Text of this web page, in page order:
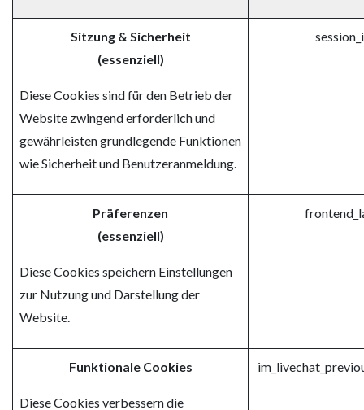
Sitzung & Sicherheit
(essenziell)
Diese Cookies sind für den Betrieb der
Website zwingend erforderlich und
gewährleisten grundlegende Funktionen
wie Sicherheit und Benutzeranmeldung.
Präferenzen
(essenziell)
Diese Cookies speichern Einstellungen
zur Nutzung und Darstellung der
Website.
Funktionale Cookies
Diese Cookies verbessern die